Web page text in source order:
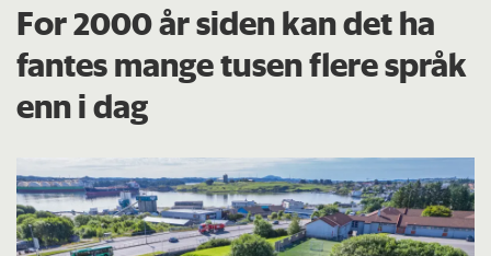
For 2000 år siden kan det ha
fantes mange tusen flere språk
enn i dag